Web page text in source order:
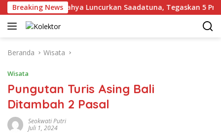
Langsung
ke
konten
Breaking News
Gus Yahya Luncurkan Saadatuna, Tegaskan 5 Prinsip
Beranda Wisata
Wisata
Pungutan Turis Asing Bali
Ditambah 2 Pasal
Seokwati Putri
Juli 1, 2024